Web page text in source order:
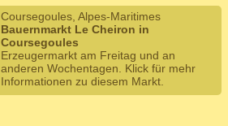
Coursegoules, Alpes-Maritimes
Bauernmarkt Le Cheiron in
Coursegoules
Erzeugermarkt am Freitag und an
anderen Wochentagen. Klick für mehr
Informationen zu diesem Markt.